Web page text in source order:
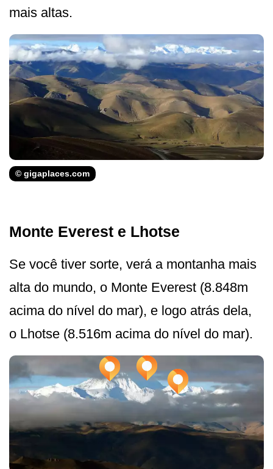
mais altas.
© gigaplaces.com
Monte Everest e Lhotse
Se você tiver sorte, verá a montanha mais
alta do mundo, o Monte Everest (8.848m
acima do nível do mar), e logo atrás dela,
o Lhotse (8.516m acima do nível do mar).